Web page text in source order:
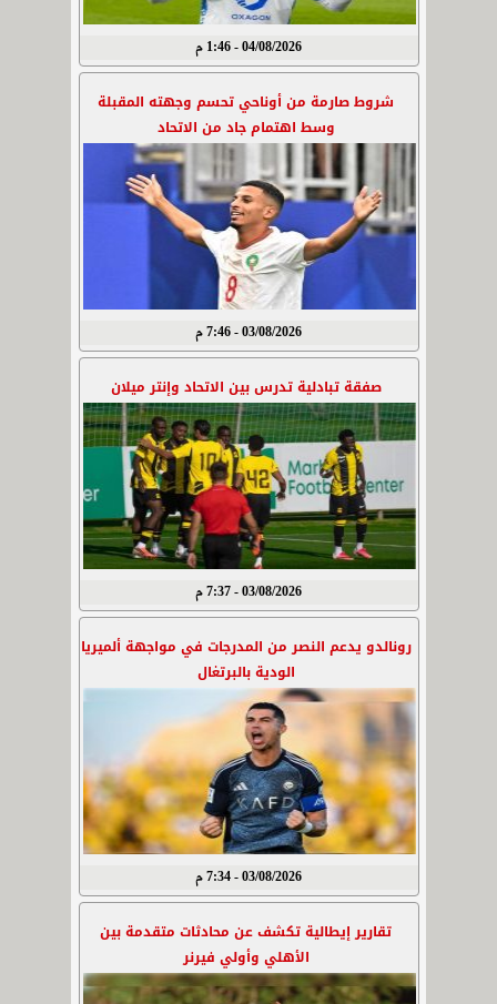
04/08/2026 - 1:46 م
شروط صارمة من أوناحي تحسم وجهته المقبلة
وسط اهتمام جاد من الاتحاد
03/08/2026 - 7:46 م
صفقة تبادلية تدرس بين الاتحاد وإنتر ميلان
03/08/2026 - 7:37 م
رونالدو يدعم النصر من المدرجات في مواجهة ألميريا
الودية بالبرتغال
03/08/2026 - 7:34 م
تقارير إيطالية تكشف عن محادثات متقدمة بين
الأهلي وأولي فيرنر